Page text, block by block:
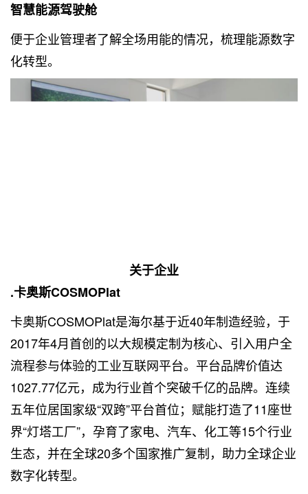
智慧能源驾驶舱
便于企业管理者了解全场用能的情况，梳理能源数字
化转型。
关于企业
.卡奥斯COSMOPlat
卡奥斯COSMOPlat是海尔基于近40年制造经验，于
2017年4月首创的以大规模定制为核心、引入用户全
流程参与体验的工业互联网平台。平台品牌价值达
1027.77亿元，成为行业首个突破千亿的品牌。连续
五年位居国家级“双跨”平台首位；赋能打造了11座世
界“灯塔工厂”，孕育了家电、汽车、化工等15个行业
生态，并在全球20多个国家推广复制，助力全球企业
数字化转型。